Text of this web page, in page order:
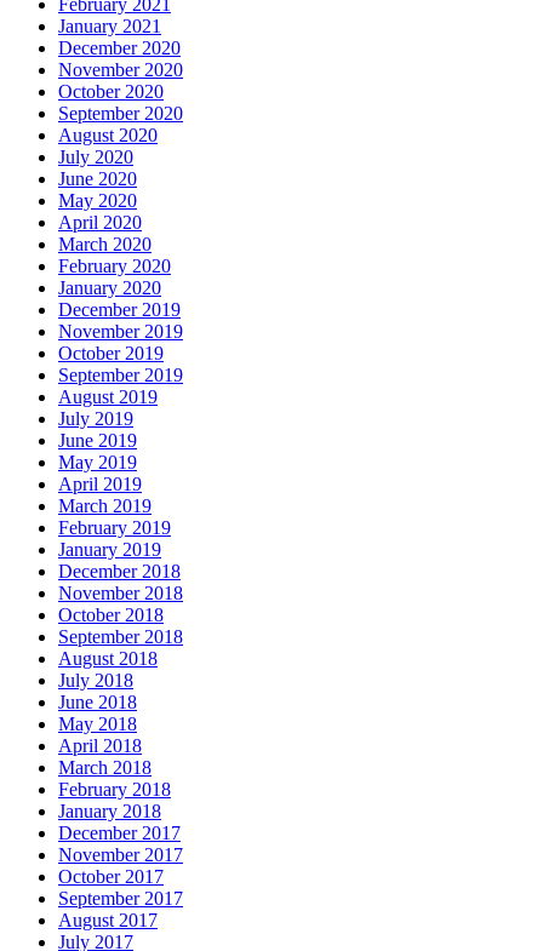
January 2021
December 2020
November 2020
October 2020
September 2020
August 2020
July 2020
June 2020
May 2020
April 2020
March 2020
February 2020
January 2020
December 2019
November 2019
October 2019
September 2019
August 2019
July 2019
June 2019
May 2019
April 2019
March 2019
February 2019
January 2019
December 2018
November 2018
October 2018
September 2018
August 2018
July 2018
June 2018
May 2018
April 2018
March 2018
February 2018
January 2018
December 2017
November 2017
October 2017
September 2017
August 2017
July 2017